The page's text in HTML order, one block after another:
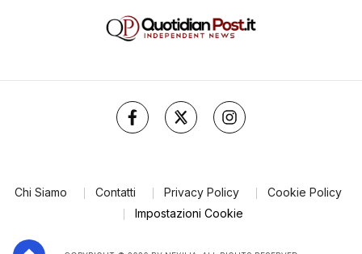
Chi Siamo Contatti Privacy Policy
Cookie Policy
Impostazioni Cookie